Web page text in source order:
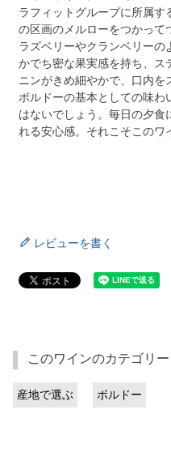
ラフィットグループに所属
の区画のメルローをつかって
ラズベリーやクランベリーの
かでち密な果実感を持ち、ス
ニンがきめ細やかで、口内を
ボルドーの基本としての味
はないでしょう。毎日の夕食
れる安心感。それこそこのワ
レビューを書く
このワインのカテゴリー
産地で選ぶ ボルドー